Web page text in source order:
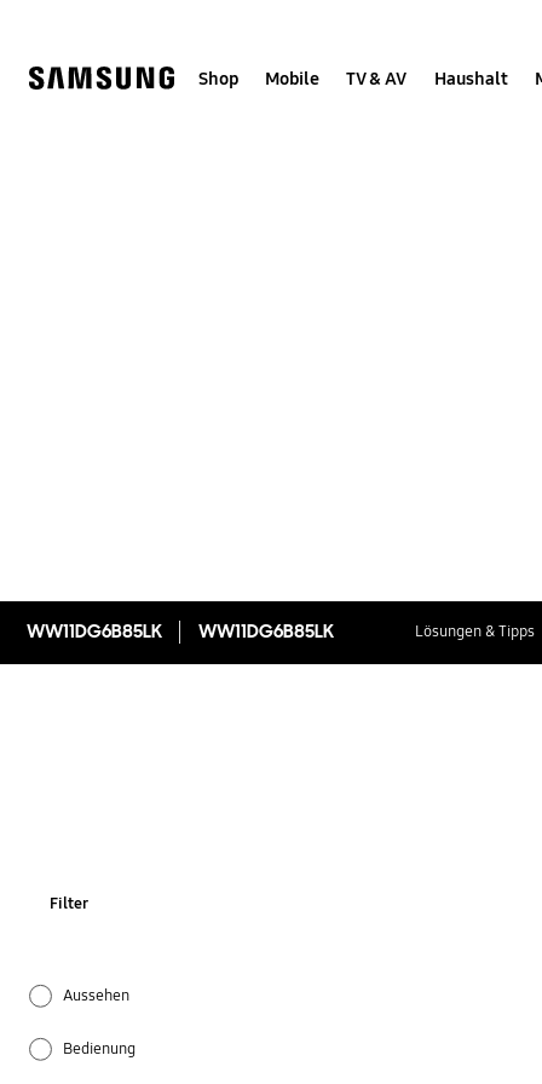
help
Shop Mobile TV & AV Haushalt
WW11DG6B85LK WW11DG6B85LK Lösungen & Tipps
Filter
Aussehen
Bedienung